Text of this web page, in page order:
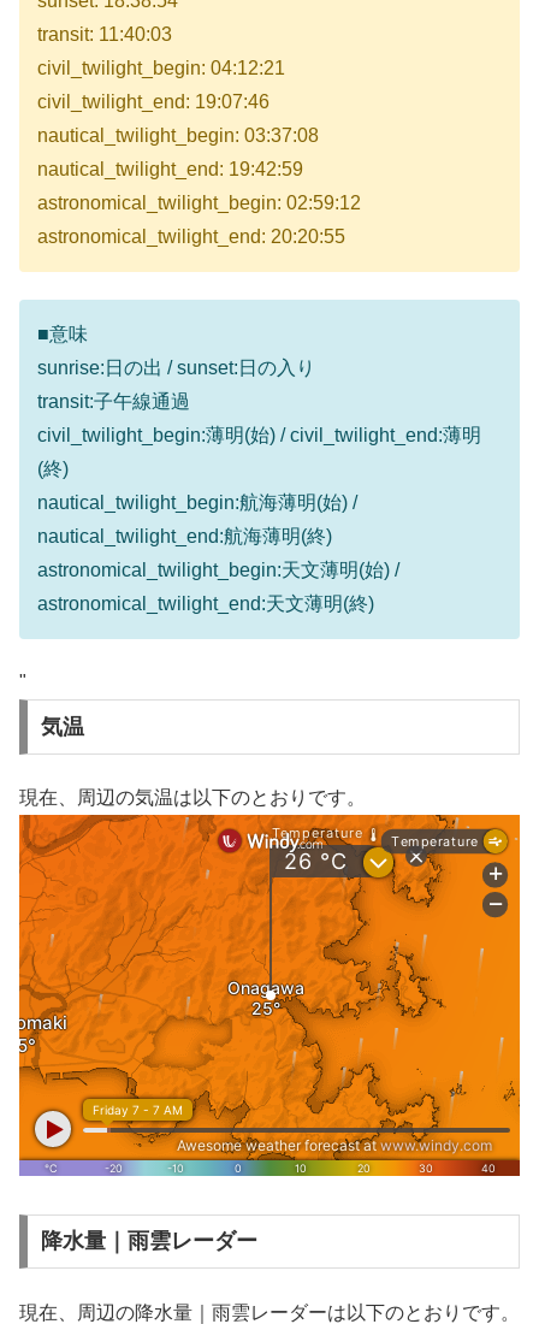
transit: 11:40:03
civil_twilight_begin: 04:12:21
civil_twilight_end: 19:07:46
nautical_twilight_begin: 03:37:08
nautical_twilight_end: 19:42:59
astronomical_twilight_begin: 02:59:12
astronomical_twilight_end: 20:20:55
■意味
sunrise:日の出 / sunset:日の入り
transit:子午線通過
civil_twilight_begin:薄明(始) / civil_twilight_end:薄明
(終)
nautical_twilight_begin:航海薄明(始) /
nautical_twilight_end:航海薄明(終)
astronomical_twilight_begin:天文薄明(始) /
astronomical_twilight_end:天文薄明(終)
"
気温
現在、周辺の気温は以下のとおりです。
降水量｜雨雲レーダー
現在、周辺の降水量｜雨雲レーダーは以下のとおりです。